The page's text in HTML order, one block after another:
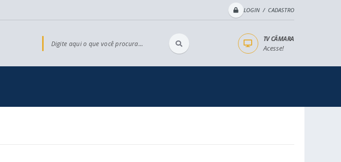
LOGIN / CADASTRO
Digite aqui o que você procura...
TV CÂMARA
Acesse!